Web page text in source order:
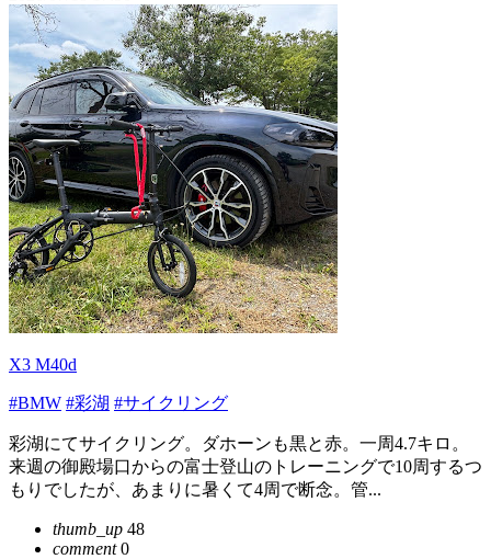
X3 M40d
#BMW #彩湖 #サイクリング
彩湖にてサイクリング。ダホーンも黒と赤。一周4.7キロ。
来週の御殿場口からの富士登山のトレーニングで10周するつ
もりでしたが、あまりに暑くて4周で断念。管...
thumb_up 48
comment0